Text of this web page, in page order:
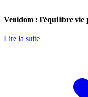
Venidom : l’équilibre vie
Lire la suite